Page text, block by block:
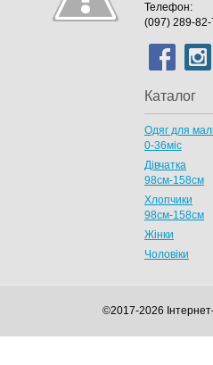
Телефон:
(097) 289-82-
Каталог
Одяг для
0-36міс
Дівчатка
98cм-158см
Хлопчики
98см-158см
Жінки
Чоловіки
©2017-2026